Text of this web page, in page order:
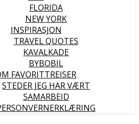
FLORIDA
NEW YORK
INSPIRASJON
TRAVEL QUOTES
KAVALKADE
BYBOBIL
FAVORITTREISER
STEDER JEG HAR VÆRT
SAMARBEID